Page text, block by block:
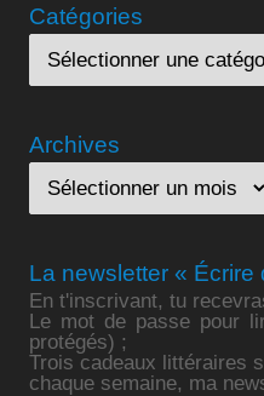
Catégories
Archives
La newsletter « Écrire
En t'inscrivant, tu
Le mot de passe pour
protégés) ;
Trois cadeaux littéraires
chaque semaine, ma